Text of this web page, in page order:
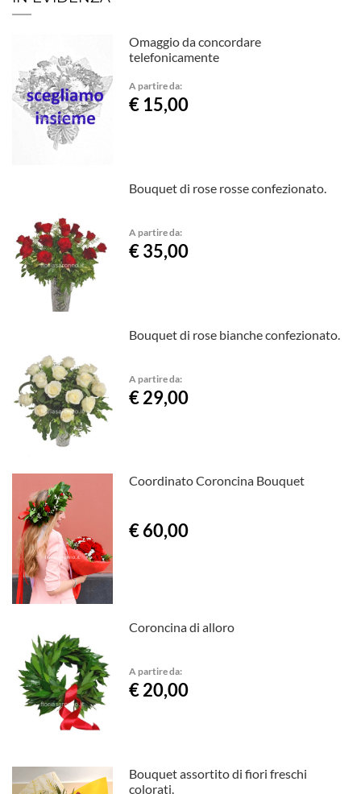
Omaggio da concordare
telefonicamente
A partire da:
€ 15,00
Bouquet di rose rosse confezionato.
A partire da:
€ 35,00
Bouquet di rose bianche confezionato.
A partire da:
€ 29,00
Coordinato Coroncina Bouquet
€ 60,00
Coroncina di alloro
A partire da:
€ 20,00
Bouquet assortito di fiori freschi
colorati.